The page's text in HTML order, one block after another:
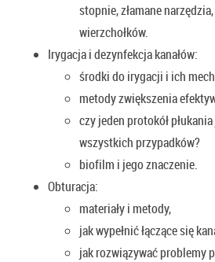
stopnie, złamane
wierzchołków.
Irygacja i dezynfekcja kanałów:
środki do irygacji i ich
metody zwiększenia
czy jeden protokół
wszystkich przypadków?
biofilm i jego znaczenie.
Obturacja:
materiały i metody,
jak wypełnić łączące się
jak rozwiązywać problemy